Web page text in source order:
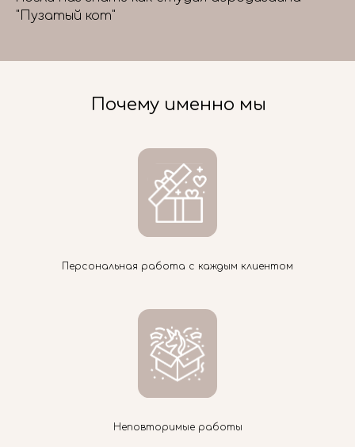
"Пузатый кот"
Почему именно мы
Персональная работа с каждым клиентом
Неповторимые работы